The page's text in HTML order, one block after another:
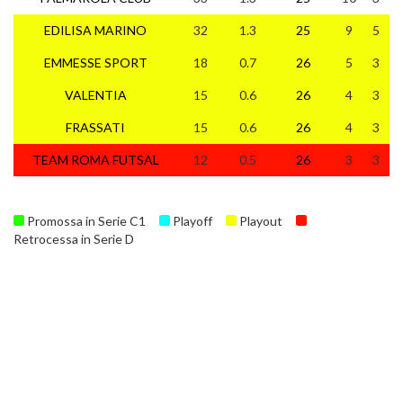
EDILISA MARINO
EMMESSE SPORT
VALENTIA
FRASSATI
TEAM ROMA FUTSAL
32 1.3 25 9 5
18 0.7 26 5 3
15 0.6 26 4 3
15 0.6 26 4 3
12 0.5 26 3 3
Promossa in Serie C1 Playoff
Playout
Retrocessa in Serie D